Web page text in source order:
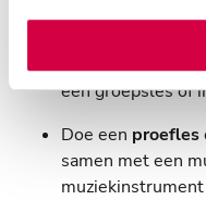
proberen. Zo kun
instrumenten
een groepsles of
Doe een proefles
samen met een